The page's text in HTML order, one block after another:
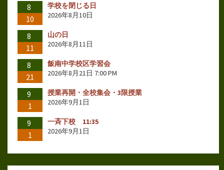
8
10
学校を閉じる日
2026年8月10日
8
11
山の日
2026年8月11日
8
21
飯南中学校区学習会
2026年8月21日 7:00 PM
9
1
授業再開・全校集会・3限授業
2026年9月1日
9
1
一斉下校 11:35
2026年9月1日